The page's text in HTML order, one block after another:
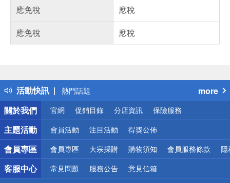
應免稅
應稅
應免稅
應稅
活動快訊
得獎公告
熱門話題
銀行優惠
偏遠地區配送
詐騙網頁！請小心！
more
關於我們
官網 促銷目錄 分店資訊 保險服務
主題活動 會員活動 注目活動 得獎公佈
會員專區 會員專區 大宗採購 購物須知 會員服務條款 隱
客服中心 常見問題 服務公告 意見信箱